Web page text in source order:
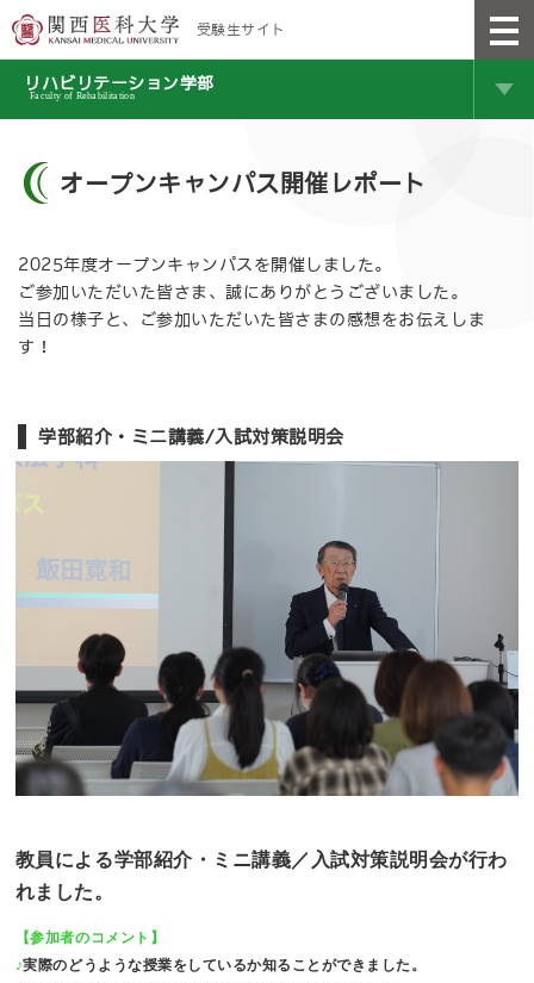
受験生サイト
リハビリテーション学部
Faculty of Rehabilitation
オープンキャンパス開催レポート
2025年度オープンキャンパスを開催しました。
ご参加いただいた皆さま、誠にありがとうございました。
当日の様子と、ご参加いただいた皆さまの感想をお伝えしま
す！
学部紹介・ミニ講義/入試対策説明会
教員による学部紹介・ミニ講義／入試対策説明会が行わ
れました。
【参加者のコメント】
♪実際のどうような授業をしているか知ることができました。